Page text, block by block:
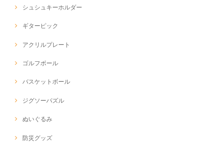
シュシュキーホルダー
ギターピック
アクリルプレート
ゴルフボール
バスケットボール
ジグソーパズル
ぬいぐるみ
防災グッズ